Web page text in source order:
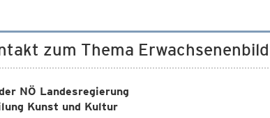
zum Thema
NÖ Landesregierung
Kunst und Kultur